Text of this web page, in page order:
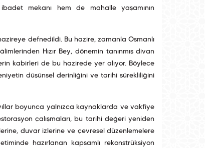
mekanı hem de mahalle yaşamının
defnedildi. Bu hazire, zamanla Osmanlı
Hızır Bey, dönemin tanınmış divan
kabirleri de bu hazirede yer alıyor. Böylece
düşünsel derinliğini ve tarihî sürekliliğini
boyunca yalnızca kaynaklarda ve vakfiye
çalışmaları, bu tarihî değeri yeniden
duvar izlerine ve çevresel düzenlemelere
hazırlanan kapsamlı rekonstrüksiyon